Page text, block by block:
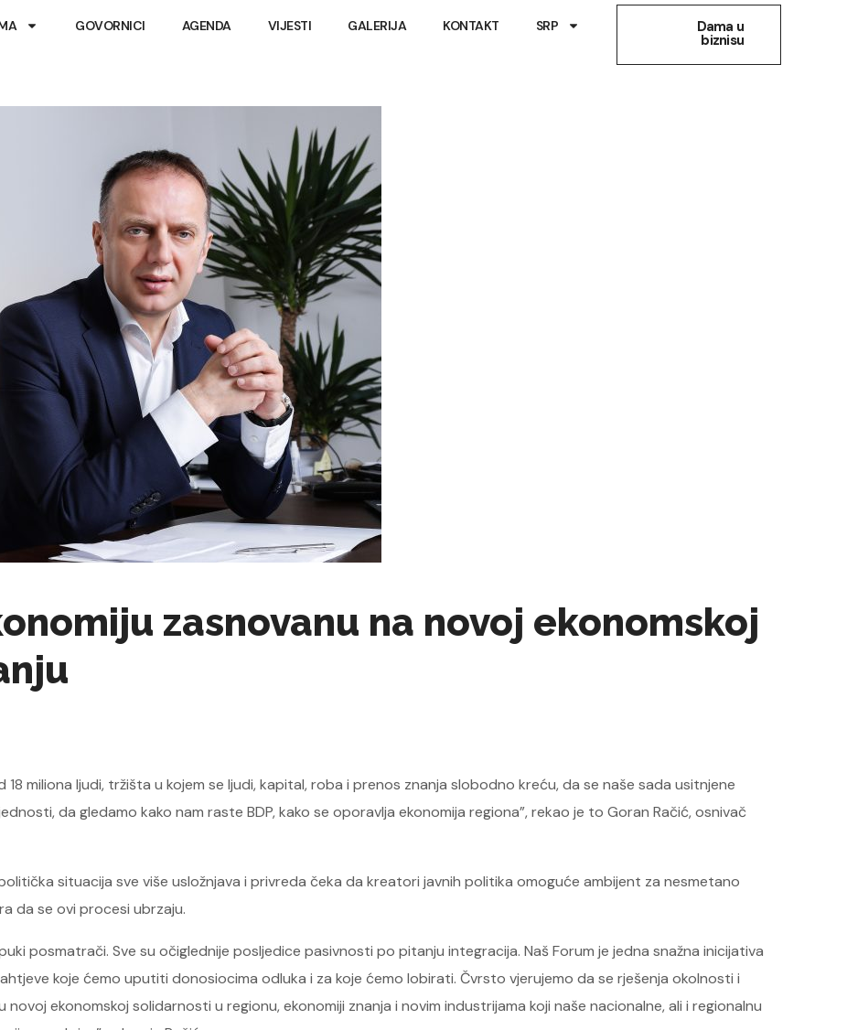
GOVORNICI AGENDA VIJESTI GALERIJA KONTAKT SRP Dama u
biznisu
zasnovanu na novoj ekonomskoj
miliona ljudi, tržišta u kojem se ljudi, kapital, roba i prenos znanja slobodno kreću, da se naše sada usitnjene
da gledamo kako nam raste BDP, kako se oporavlja ekonomija regiona”, rekao je to Goran Račić, osnivač
situacija sve više usložnjava i privreda čeka da kreatori javnih politika omoguće ambijent za nesmetano
da se ovi procesi ubrzaju.
posmatrači. Sve su očiglednije posljedice pasivnosti po pitanju integracija. Naš Forum je jedna snažna inicijativa
koje ćemo uputiti donosiocima odluka i za koje ćemo lobirati. Čvrsto vjerujemo da se rješenja okolnosti i
ekonomskoj solidarnosti u regionu, ekonomiji znanja i novim industrijama koji naše nacionalne, ali i regionalnu